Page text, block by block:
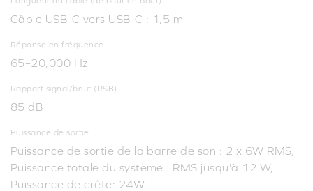
Câble USB-C vers USB-C : 1,5 m
Réponse en fréquence
65–20,000 Hz
Rapport signal/bruit (RSB)
85 dB
Puissance de sortie
Puissance de sortie de la barre de son : 2 x 6W RMS,
Puissance totale du système : RMS jusqu'à 12 W,
Puissance de crête: 24W